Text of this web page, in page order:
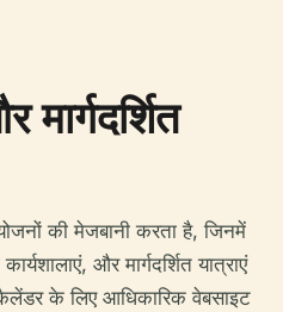
की मेजबानी करता है, जिनमें
और मार्गदर्शित यात्राएं
के लिए आधिकारिक वेबसाइट